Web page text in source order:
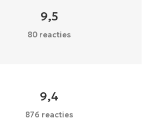
9,5
80 reacties
9,4
876 reacties